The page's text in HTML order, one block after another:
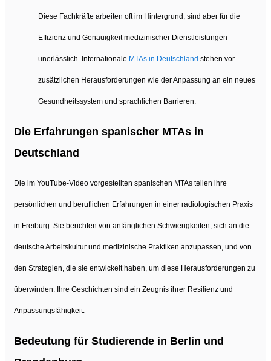
Diese Fachkräfte arbeiten oft im Hintergrund, sind aber für die
Effizienz und Genauigkeit medizinischer Dienstleistungen
unerlässlich. Internationale MTAs in Deutschland stehen vor
zusätzlichen Herausforderungen wie der Anpassung an ein neues
Gesundheitssystem und sprachlichen Barrieren.
Die Erfahrungen spanischer MTAs in
Deutschland
Die im YouTube-Video vorgestellten spanischen MTAs teilen ihre
persönlichen und beruflichen Erfahrungen in einer radiologischen Praxis
in Freiburg. Sie berichten von anfänglichen Schwierigkeiten, sich an die
deutsche Arbeitskultur und medizinische Praktiken anzupassen, und von
den Strategien, die sie entwickelt haben, um diese Herausforderungen zu
überwinden. Ihre Geschichten sind ein Zeugnis ihrer Resilienz und
Anpassungsfähigkeit.
Bedeutung für Studierende in Berlin und